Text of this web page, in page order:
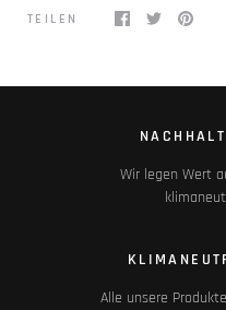
TEILEN
Wir legen Wert
Alle unsere